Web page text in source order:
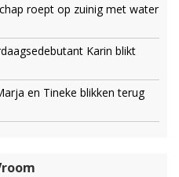
roept op zuinig met water
Karin blikt
en Tineke blikken terug